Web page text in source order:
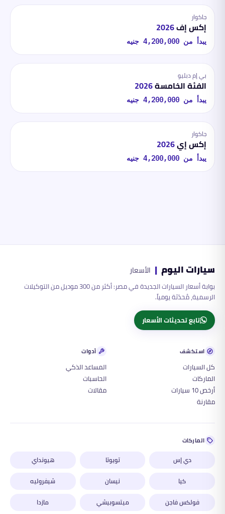
جاكوار
إكس إف2026
يبدأ من 4,200,000 جنيه
بي إم دبليو
الفئة الخامسة2026
يبدأ من 4,200,000 جنيه
جاكوار
إكس إي2026
يبدأ من 4,200,000 جنيه
سيارات اليوم | الأسعار
بوابة أسعار السيارات الجديدة في مصر: أكثر من 300 موديل من التوكيلات
الرسمية، مُحدّثة يومياً.
تابع تحديثات الأسعار
استكشف
كل السيارات
الماركات
أرخص 10 سيارات
مقارنة
أدوات
المساعد الذكي
الحاسبات
مقالات
الماركات
دي إس تويوتا
هيونداي
كيا
نيسان
شيفروليه
فولكس فاجن
ميتسوبيشي مازدا